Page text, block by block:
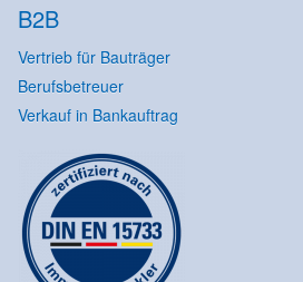
B2B
Vertrieb für Bauträger
Berufsbetreuer
Verkauf in Bankauftrag